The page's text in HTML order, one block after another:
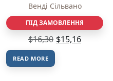
Венді Сільвано
ПІД ЗАМОВЛЕННЯ
$16,30 $15,16
READ MORE